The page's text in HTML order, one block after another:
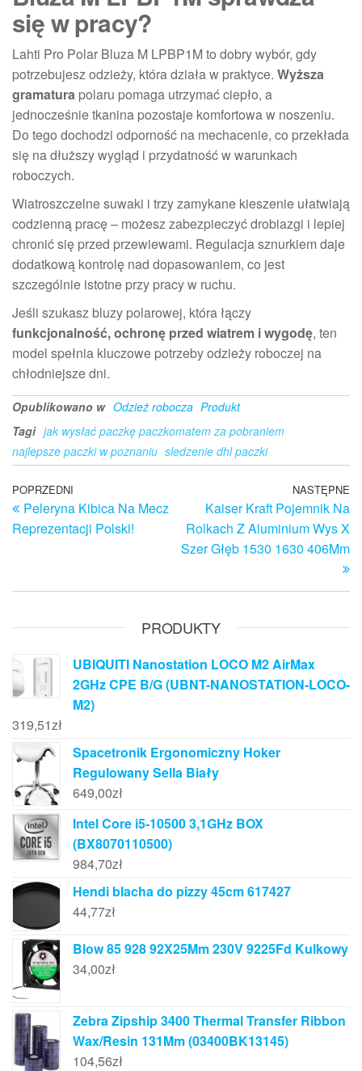
się w pracy?
Lahti Pro Polar Bluza M LPBP1M to dobry wybór, gdy
potrzebujesz odzieży, która działa w praktyce. Wyższa
gramatura polaru pomaga utrzymać ciepło, a
jednocześnie tkanina pozostaje komfortowa w noszeniu.
Do tego dochodzi odporność na mechacenie, co przekłada
się na dłuższy wygląd i przydatność w warunkach
roboczych.
Wiatroszczelne suwaki i trzy zamykane kieszenie ułatwiają
codzienną pracę – możesz zabezpieczyć drobiazgi i lepiej
chronić się przed przewiewami. Regulacja sznurkiem daje
dodatkową kontrolę nad dopasowaniem, co jest
szczególnie istotne przy pracy w ruchu.
Jeśli szukasz bluzy polarowej, która łączy
funkcjonalność, ochronę przed wiatrem i wygodę, ten
model spełnia kluczowe potrzeby odzieży roboczej na
chłodniejsze dni.
Opublikowano w Odzież robocza Produkt
Tagi jak wysłać paczkę paczkomatem za pobraniem
najlepsze paczki w poznaniu sledzenie dhl paczki
Nawigacja
wpisu
Poprzedni
wpis
POPRZEDNI
Peleryna Kibica Na Mecz
Reprezentacji Polski!
NASTĘPNE
Kaiser Kraft Pojemnik Na
Rolkach Z Aluminium Wys X
Szer Głęb 1530 1630 406Mm
PRODUKTY
UBIQUITI Nanostation LOCO M2 AirMax
2GHz CPE B/G (UBNT-NANOSTATION-LOCO-
M2)
319,51zł
Spacetronik Ergonomiczny Hoker
Regulowany Sella Biały
649,00zł
Intel Core i5-10500 3,1GHz BOX
(BX8070110500)
984,70zł
Hendi blacha do pizzy 45cm 617427
44,77zł
Blow 85 928 92X25Mm 230V 9225Fd Kulkowy
34,00zł
Zebra Zipship 3400 Thermal Transfer Ribbon
Wax/Resin 131Mm (03400BK13145)
104,56zł